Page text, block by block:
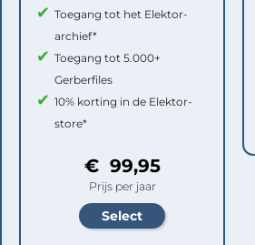
Toegang tot het Elektor-
archief*
Toegang tot 5.000+
Gerberfiles
10% korting in de Elektor-
store*
€ 99,95
Prijs per jaar